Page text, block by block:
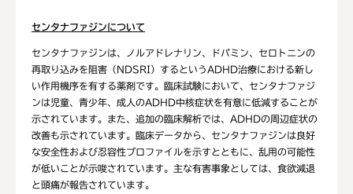
センタナファジンについて
センタナファジンは、ノルアドレナリン、ドパミン、セロトニンの
再取り込みを阻害（NDSRI）するというADHD治療における新し
い作用機序を有する薬剤です。臨床試験において、センタナファジ
ンは児童、青少年、成人のADHD中核症状を有意に低減することが
示されています。また、追加の臨床解析では、ADHDの周辺症状の
改善も示されています。臨床データから、センタナファジンは良好
な安全性および忍容性プロファイルを示すとともに、乱用の可能性
が低いことが示唆されています。主な有害事象としては、食欲減退
と頭痛が報告されています。